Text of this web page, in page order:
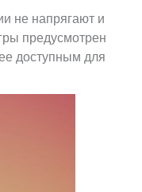
не напрягают и
предусмотрен
доступным для